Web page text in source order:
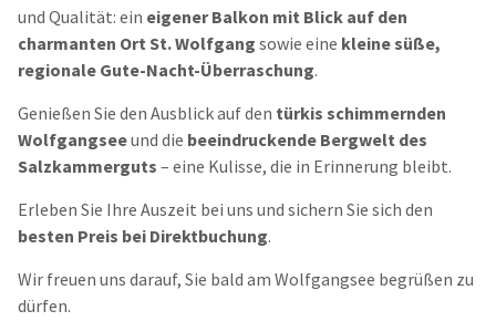
und Qualität: ein eigener Balkon mit Blick auf den
charmanten Ort St. Wolfgang sowie eine kleine süße,
regionale Gute-Nacht-Überraschung.
Genießen Sie den Ausblick auf den türkis schimmernden
Wolfgangseeund die beeindruckende Bergwelt des
Salzkammerguts – eine Kulisse, die in Erinnerung bleibt.
Erleben Sie Ihre Auszeit bei uns und sichern Sie sich den
besten Preis bei Direktbuchung.
Wir freuen uns darauf, Sie bald am Wolfgangsee begrüßen zu
dürfen.